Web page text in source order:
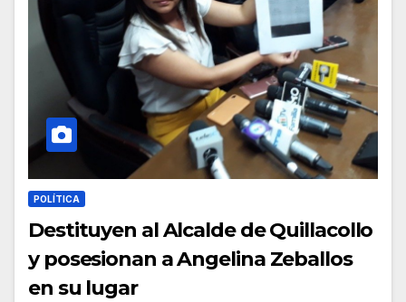
POLÍTICA
Destituyen al Alcalde de Quillacollo
y posesionan a Angelina Zeballos
en su lugar